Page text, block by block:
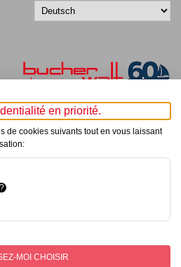
© Bucher+Walt 2011-2026
hsolutions.ch
en priorité.
de cookies suivants tout en vous laissant
?
MOI CHOISIR